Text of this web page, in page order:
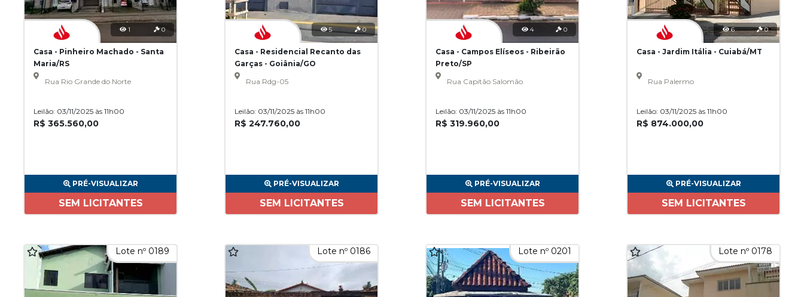
1 0
Casa - Pinheiro Machado - Santa
Maria/RS
Rua Rio Grande do Norte
Leilão: 03/11/2025 às 11h00
R$ 365.560,00
PRÉ-VISUALIZAR
SEM LICITANTES
5 0
Casa - Residencial Recanto das
Garças - Goiânia/GO
Rua Rdg-05
Leilão: 03/11/2025 às 11h00
R$ 247.760,00
PRÉ-VISUALIZAR
SEM LICITANTES
4 0
Casa - Campos Elíseos - Ribeirão
Preto/SP
Rua Capitão Salomão
Leilão: 03/11/2025 às 11h00
R$ 319.960,00
PRÉ-VISUALIZAR
SEM LICITANTES
6 0
Casa - Jardim Itália - Cuiabá/MT
Rua Palermo
Leilão: 03/11/2025 às 11h00
R$ 874.000,00
PRÉ-VISUALIZAR
SEM LICITANTES
Lote nº 0189 Lote nº 0186 Lote nº 0201 Lote nº 0178